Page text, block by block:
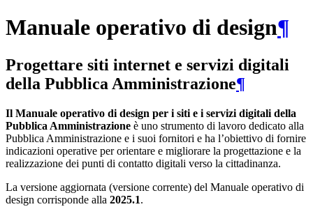
Manuale operativo di design¶
Progettare siti internet e servizi digitali
della Pubblica Amministrazione¶
Il Manuale operativo di design per i siti e i servizi digitali della
Pubblica Amministrazione è uno strumento di lavoro dedicato alla
Pubblica Amministrazione e i suoi fornitori e ha l’obiettivo di fornire
indicazioni operative per orientare e migliorare la progettazione e la
realizzazione dei punti di contatto digitali verso la cittadinanza.
La versione aggiornata (versione corrente) del Manuale operativo di
design corrisponde alla 2025.1.